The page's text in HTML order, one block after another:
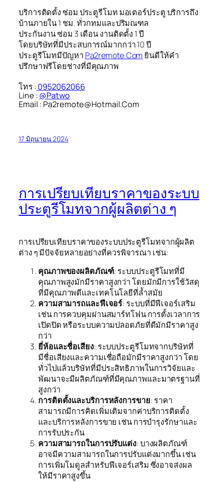
บริการติดตั้ง ซ่อม ประตูรีโมท มอเตอร์ประตู บริการถึง
บ้านภายใน 1 ชม. ทั่วกทมและปริมณฑล
ประกันงาน ซ่อม 3 เดือน งานติดตั้ง 1 ปี
โดยบริษัทที่มีประสบการณ์มากกว่า 10 ปี
ประตูรีโมทมีปัญหา Pa2remote.Com ยินดีให้คำ
ปรึกษาฟรีโดยช่างที่มีคุณภาพ
โทร :0952062066
Line :@Patwo
Email : Pa2remote@Hotmail.Com
17 มิถุนายน 2024
การเปรียบเทียบราคาของระบบ
ประตูรีโมทจากผู้ผลิตต่าง ๆ
การเปรียบเทียบราคาของระบบประตูรีโมทจากผู้ผลิต
ต่าง ๆ มีปัจจัยหลายอย่างที่ควรพิจารณา เช่น:
คุณภาพของผลิตภัณฑ์: ระบบประตูรีโมทที่มี
คุณภาพสูงมักมีราคาสูงกว่า โดยมักมีการใช้วัสดุ
ที่มีคุณภาพดีและเทคโนโลยีที่ล้ำสมัย
ความสามารถและฟีเจอร์: ระบบที่มีฟีเจอร์เสริม
เช่น การควบคุมผ่านสมาร์ทโฟน การตั้งเวลาการ
เปิดปิด หรือระบบความปลอดภัยที่ดีมักมีราคาสูง
กว่า
ยี่ห้อและชื่อเสียง: ระบบประตูรีโมทจากบริษัทที่
มีชื่อเสียงและความเชื่อถือมักมีราคาสูงกว่า โดย
ทั่วไปแล้วบริษัทที่มีประสิทธิภาพในการวิจัยและ
พัฒนาจะมีผลิตภัณฑ์ที่มีคุณภาพและมาตรฐานที่
สูงกว่า
การติดตั้งและบริการหลังการขาย: ราคา
สามารถมีการคิดเพิ่มเติมจากค่าบริการติดตั้ง
และบริการหลังการขาย เช่น การบำรุงรักษาและ
การรับประกัน
ความสามารถในการปรับแต่ง: บางผลิตภัณฑ์
อาจมีความสามารถในการปรับแต่งมากขึ้น เช่น
การเพิ่มโมดูลสำหรับฟีเจอร์เสริม ซึ่งอาจส่งผล
ให้มีราคาสูงขึ้น